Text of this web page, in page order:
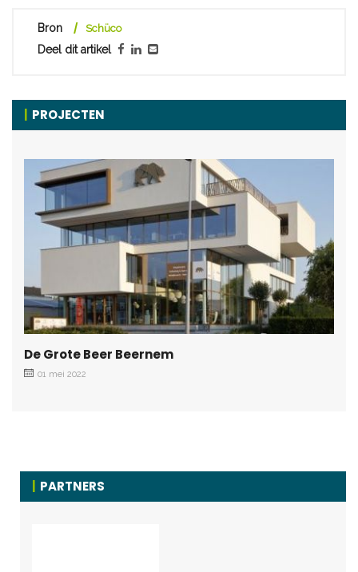
Bron Schüco
Deel dit artikel
PROJECTEN
De Grote Beer Beernem
01 mei 2022
PARTNERS